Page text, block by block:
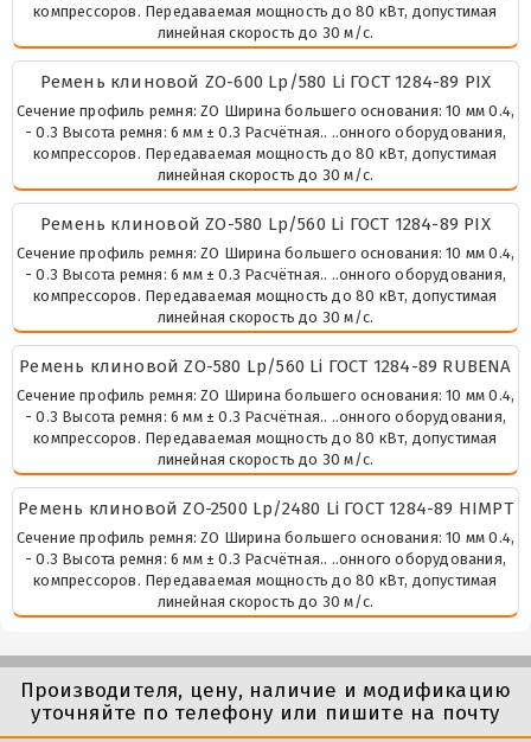
компрессоров. Передаваемая мощность до 80 кВт, допустимая
линейная скорость до 30 м/с.
Ремень клиновой ZО-600 Lp/580 Li ГОСТ 1284-89 PIX
Сечение профиль ремня: ZO Ширина большего основания: 10 мм 0.4,
- 0.3 Высота ремня: 6 мм ± 0.3 Расчётная.. ..онного оборудования,
компрессоров. Передаваемая мощность до 80 кВт, допустимая
линейная скорость до 30 м/с.
Ремень клиновой ZО-580 Lp/560 Li ГОСТ 1284-89 PIX
Сечение профиль ремня: ZO Ширина большего основания: 10 мм 0.4,
- 0.3 Высота ремня: 6 мм ± 0.3 Расчётная.. ..онного оборудования,
компрессоров. Передаваемая мощность до 80 кВт, допустимая
линейная скорость до 30 м/с.
Ремень клиновой ZО-580 Lp/560 Li ГОСТ 1284-89 RUBENA
Сечение профиль ремня: ZO Ширина большего основания: 10 мм 0.4,
- 0.3 Высота ремня: 6 мм ± 0.3 Расчётная.. ..онного оборудования,
компрессоров. Передаваемая мощность до 80 кВт, допустимая
линейная скорость до 30 м/с.
Ремень клиновой ZО-2500 Lp/2480 Li ГОСТ 1284-89 HIMPT
Сечение профиль ремня: ZO Ширина большего основания: 10 мм 0.4,
- 0.3 Высота ремня: 6 мм ± 0.3 Расчётная.. ..онного оборудования,
компрессоров. Передаваемая мощность до 80 кВт, допустимая
линейная скорость до 30 м/с.
Производителя, цену, наличие и модификацию
уточняйте по телефону или пишите на почту